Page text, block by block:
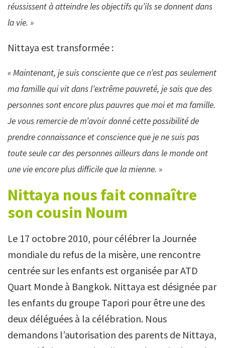
réussissent à atteindre les objectifs qu’ils se donnent dans
la vie. »
Nittaya est transformée :
« Maintenant, je suis consciente que ce n’est pas seulement
ma famille qui vit dans l’extrême pauvreté, je sais que des
personnes sont encore plus pauvres que moi et ma famille.
Je vous remercie de m’avoir donné cette possibilité de
prendre connaissance et conscience que je ne suis pas
toute seule car des personnes ailleurs dans le monde ont
une vie encore plus difficile que lamienne. »
Nittaya nous fait connaître
son cousin Noum
Le 17 octobre 2010, pour célébrer la Journée
mondiale du refus de la misère, une rencontre
centrée sur les enfants est organisée par ATD
Quart Monde à Bangkok. Nittaya est désignée par
les enfants du groupe Tapori pour être une des
deux déléguées à la célébration. Nous
demandons l’autorisation des parents de Nittaya,